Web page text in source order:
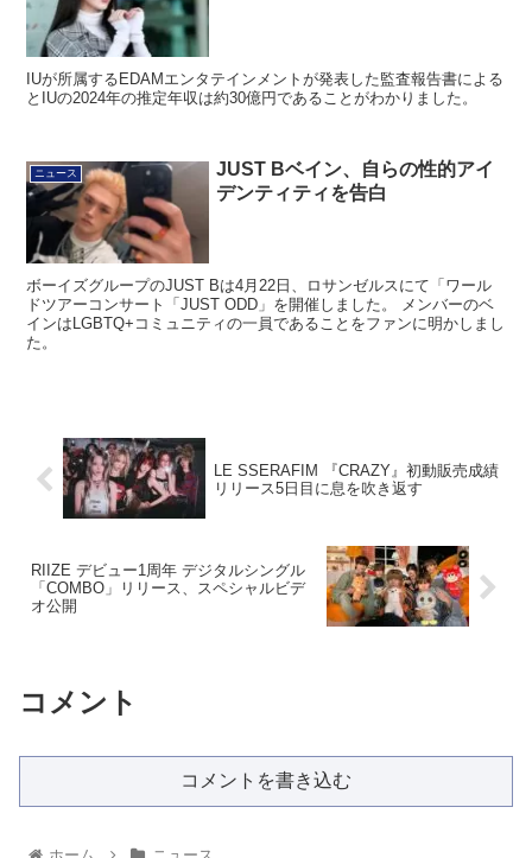
IUが所属するEDAMエンタテインメントが発表した監査報告書による
とIUの2024年の推定年収は約30億円であることがわかりました。
ニュース
JUST Bベイン、自らの性的アイ
デンティティを告白
ボーイズグループのJUST Bは4月22日、ロサンゼルスにて「ワール
ドツアーコンサート「JUST ODD」を開催しました。 メンバーのベ
インはLGBTQ+コミュニティの一員であることをファンに明かしまし
た。
LE SSERAFIM 『CRAZY』初動販売成績
リリース5日目に息を吹き返す
RIIZE デビュー1周年 デジタルシングル
「COMBO」リリース、スペシャルビデ
オ公開
コメント
コメントを書き込む